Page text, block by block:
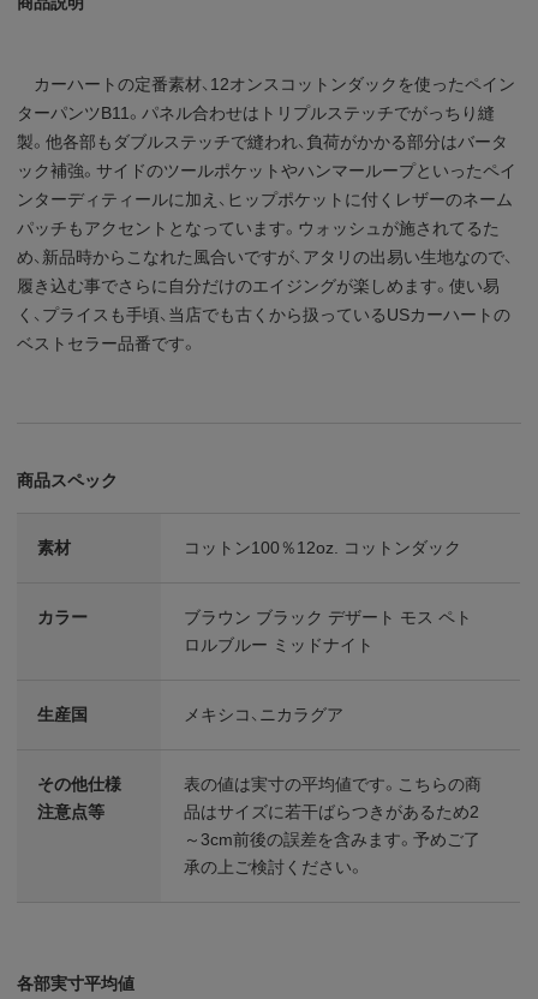
カーハートの定番素材、12オンスコットンダックを使ったペイン
ターパンツB11。パネル合わせはトリプルステッチでがっちり縫
製。他各部もダブルステッチで縫われ、負荷がかかる部分はバータ
ック補強。サイドのツールポケットやハンマーループといったペイ
ンターディティールに加え、ヒップポケットに付くレザーのネーム
パッチもアクセントとなっています。ウォッシュが施されてるた
め、新品時からこなれた風合いですが、アタリの出易い生地なので、
履き込む事でさらに自分だけのエイジングが楽しめます。使い易
く、プライスも手頃、当店でも古くから扱っているUSカーハートの
ベストセラー品番です。
商品スペック
素材 コットン100％12oz. コットンダック
カラー
ブラウン ブラック デザート モス ペト
ロルブルー ミッドナイト
生産国 メキシコ、ニカラグア
その他仕様
注意点等
表の値は実寸の平均値です。こちらの商
品はサイズに若干ばらつきがあるため2
～3cm前後の誤差を含みます。予めご了
承の上ご検討ください。
各部実寸平均値